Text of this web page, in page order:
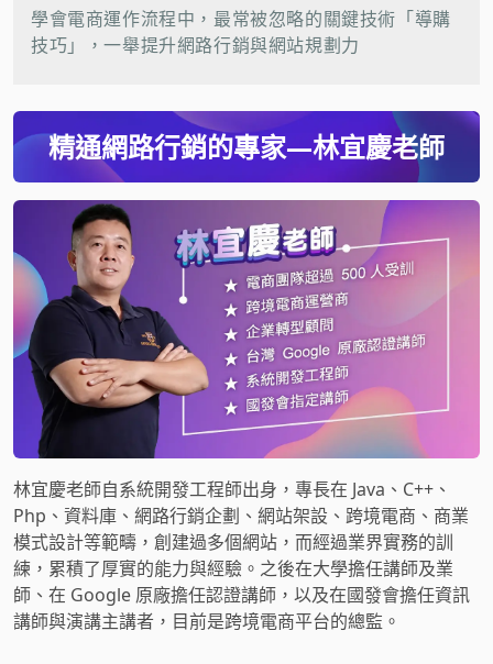
學會電商運作流程中，最常被忽略的關鍵技術「導購
技巧」，一舉提升網路行銷與網站規劃力
精通網路行銷的專家—林宜慶老師
林宜慶老師自系統開發工程師出身，專長在 Java、C++、
Php、資料庫、網路行銷企劃、網站架設、跨境電商、商業
模式設計等範疇，創建過多個網站，而經過業界實務的訓
練，累積了厚實的能力與經驗。之後在大學擔任講師及業
師、在 Google 原廠擔任認證講師，以及在國發會擔任資訊
講師與演講主講者，目前是跨境電商平台的總監。